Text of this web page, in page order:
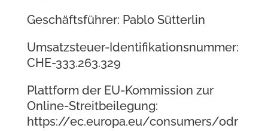
Geschäftsführer: Pablo Sütterlin
Umsatzsteuer-Identifikationsnummer:
CHE-333.263.329
Plattform der EU-Kommission zur
Online-Streitbeilegung:
https://ec.europa.eu/consumers/odr